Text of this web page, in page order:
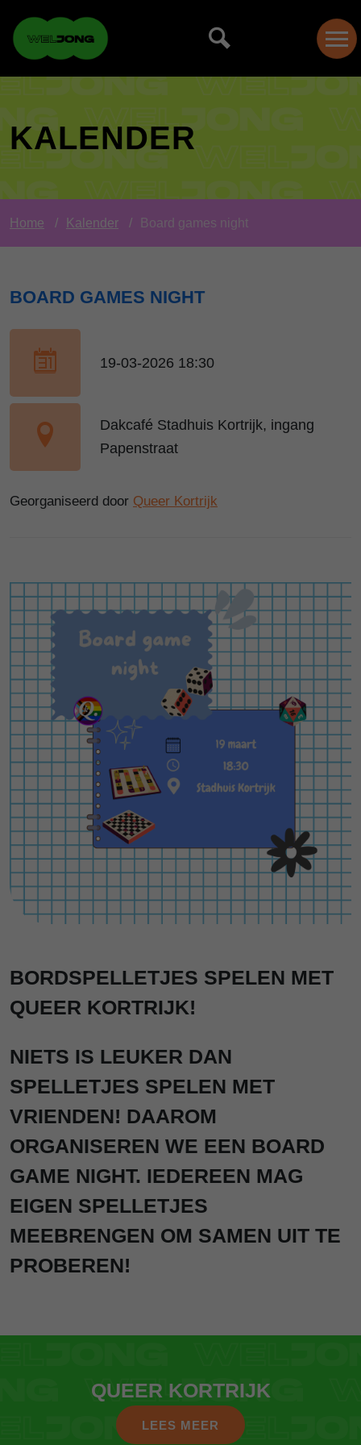
KALENDER
Home Kalender Board games night
BOARD GAMES NIGHT
19-03-2026 18:30
Dakcafé Stadhuis Kortrijk, ingang
Papenstraat
Georganiseerd door Queer Kortrijk
BORDSPELLETJES SPELEN MET
QUEER KORTRIJK!
NIETS IS LEUKER DAN
SPELLETJES SPELEN MET
VRIENDEN! DAAROM
ORGANISEREN WE EEN BOARD
GAME NIGHT. IEDEREEN MAG
EIGEN SPELLETJES
MEEBRENGEN OM SAMEN UIT TE
PROBEREN!
QUEER KORTRIJK
LEES MEER